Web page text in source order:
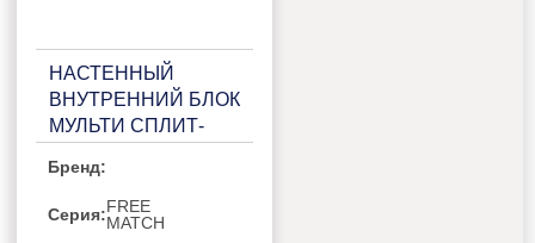
НАСТЕННЫЙ
ВНУТРЕННИЙ БЛОК
МУЛЬТИ СПЛИТ-
DESIGN FREE
MATCH AMS-
12UR4SVETG67(R) SILVER
Бренд:
Серия:FREE
MATCH